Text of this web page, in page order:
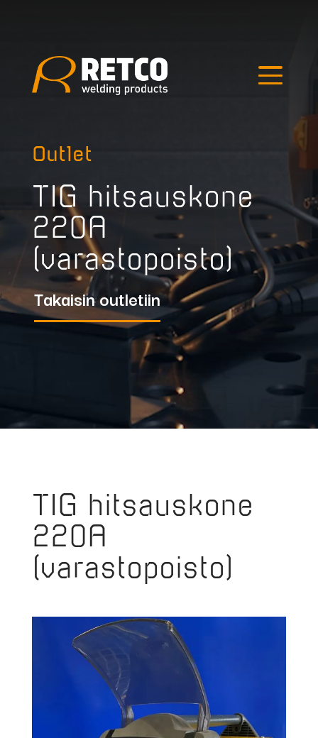
Outlet
TIG hitsauskone
220A
(varastopoisto)
Takaisin outletiin
TIG hitsauskone
220A
(varastopoisto)
Hae tuotteista
Outlet